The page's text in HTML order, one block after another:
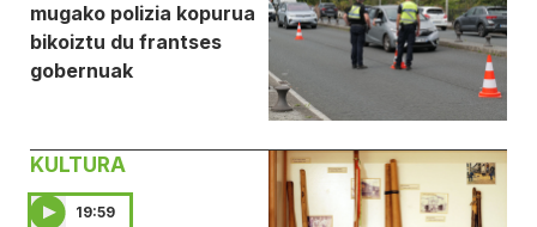
mugako polizia kopurua
bikoiztu du frantses
gobernuak
KULTURA
19:59